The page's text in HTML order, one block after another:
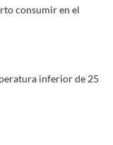
consumir en el
inferior de 25